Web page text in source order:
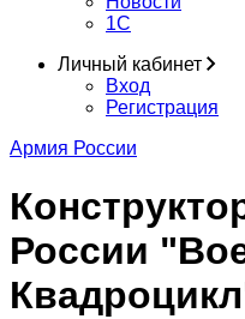
1C
Личный кабинет
Вход
Регистрация
Армия России
России